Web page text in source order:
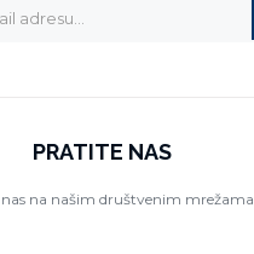
PRATITE NAS
na našim društvenim mrežama